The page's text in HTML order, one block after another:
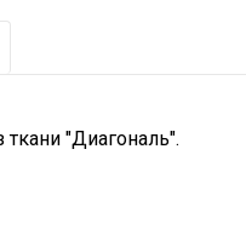
"Диагональ".